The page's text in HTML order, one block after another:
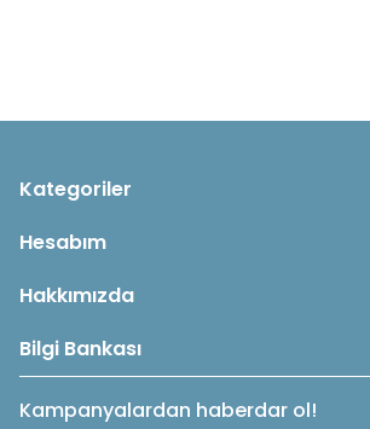
Kategoriler
Hesabım
Hakkımızda
Bilgi Bankası
Kampanyalardan haberdar ol!